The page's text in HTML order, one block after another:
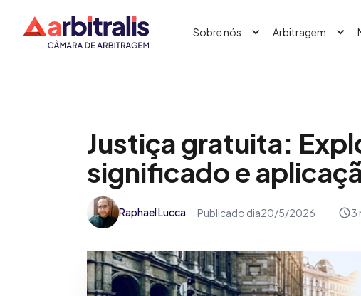
Sobre nós Arbitragem
Justiça gratuita:
significado e
Raphael Lucca Publicado dia20/5/2026 3